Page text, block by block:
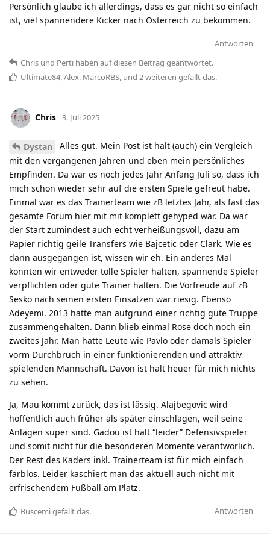
Persönlich glaube ich allerdings, dass es gar nicht so einfach
ist, viel spannendere Kicker nach Österreich zu bekommen.
Antworten
Chris und Perti haben auf diesen Beitrag geantwortet.
Ultimate84,Alex, MarcoRBS, und 2weiteren gefällt das.
Chris 3. Juli 2025
Dystan
Alles gut. Mein Post ist halt (auch) ein Vergleich
mit den vergangenen Jahren und eben mein persönliches
Empfinden. Da war es noch jedes Jahr Anfang Juli so, dass ich
mich schon wieder sehr auf die ersten Spiele gefreut habe.
Einmal war es das Trainerteam wie zB letztes Jahr, als fast das
gesamte Forum hier mit mit komplett gehyped war. Da war
der Start zumindest auch echt verheißungsvoll, dazu am
Papier richtig geile Transfers wie Bajcetic oder Clark. Wie es
dann ausgegangen ist, wissen wir eh. Ein anderes Mal
konnten wir entweder tolle Spieler halten, spannende Spieler
verpflichten oder gute Trainer halten. Die Vorfreude auf zB
Sesko nach seinen ersten Einsätzen war riesig. Ebenso
Adeyemi. 2013 hatte man aufgrund einer richtig gute Truppe
zusammengehalten. Dann blieb einmal Rose doch noch ein
zweites Jahr. Man hatte Leute wie Pavlo oder damals Spieler
vorm Durchbruch in einer funktionierenden und attraktiv
spielenden Mannschaft. Davon ist halt heuer für mich nichts
zu sehen.
Ja, Mau kommt zurück, das ist lässig. Alajbegovic wird
hoffentlich auch früher als später einschlagen, weil seine
Anlagen super sind. Gadou ist halt “leider” Defensivspieler
und somit nicht für die besonderen Momente verantworlich.
Der Rest des Kaders inkl. Trainerteam ist für mich einfach
farblos. Leider kaschiert man das aktuell auch nicht mit
erfrischendem Fußball am Platz.
Antworten
Buscemigefällt das.